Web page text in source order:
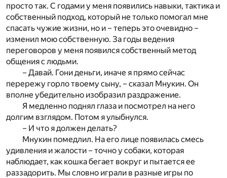
просто так. С годами у меня появились навыки, тактика и
собственный подход, который не только помогал мне
спасать чужие жизни, но и – теперь это очевидно –
изменил мою собственную. За годы ведения
переговоров у меня появился собственный метод
общения с людьми.
– Давай. Гони деньги, иначе я прямо сейчас
перережу горло твоему сыну, – сказал Мнукин. Он
вполне убедительно изобразил раздражение.
Я медленно поднял глаза и посмотрел на него
долгим взглядом. Потом я улыбнулся.
– И что я должен делать?
Мнукин помедлил. На его лице появилась смесь
удивления и жалости – точно у собаки, которая
наблюдает, как кошка бегает вокруг и пытается ее
раззадорить. Мы словно играли в разные игры по